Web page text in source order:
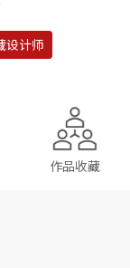
设计师
作品收藏